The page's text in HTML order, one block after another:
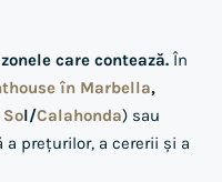
care contează. În
în Marbella,
l/Calahonda) sau
a prețurilor, a cererii și a